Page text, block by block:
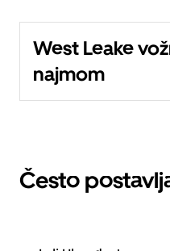
West Leake
najmom
Često